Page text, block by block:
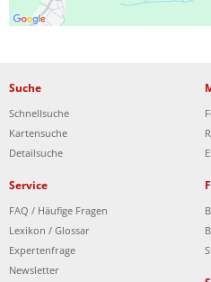
Suche
Schnellsuche
Kartensuche
Detailsuche
Service
FAQ / Häufige Fragen
Lexikon / Glossar
Expertenfrage
Newsletter